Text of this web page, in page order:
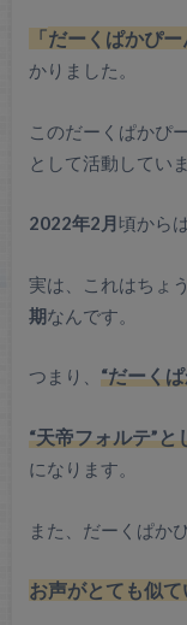
「だーくぱかぴー
かりました。
このだーくぱかぴ
として活動してい
2022年2月 頃から
実は、これはちょ
期なんです。
つまり、 “だーく
“天帝フォルテ”
になります。
また、だーくぱか
お声がとても似て